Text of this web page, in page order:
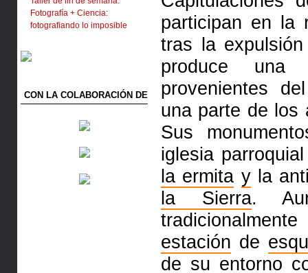
Fotografía + Ciencia:
fotografiando lo imposible
CON LA COLABORACIÓN DE
participan en
tras la
produce una
provenientes
una parte de
Sus
iglesia
la ermita yla
la Sierra.
estación de
de su entorno